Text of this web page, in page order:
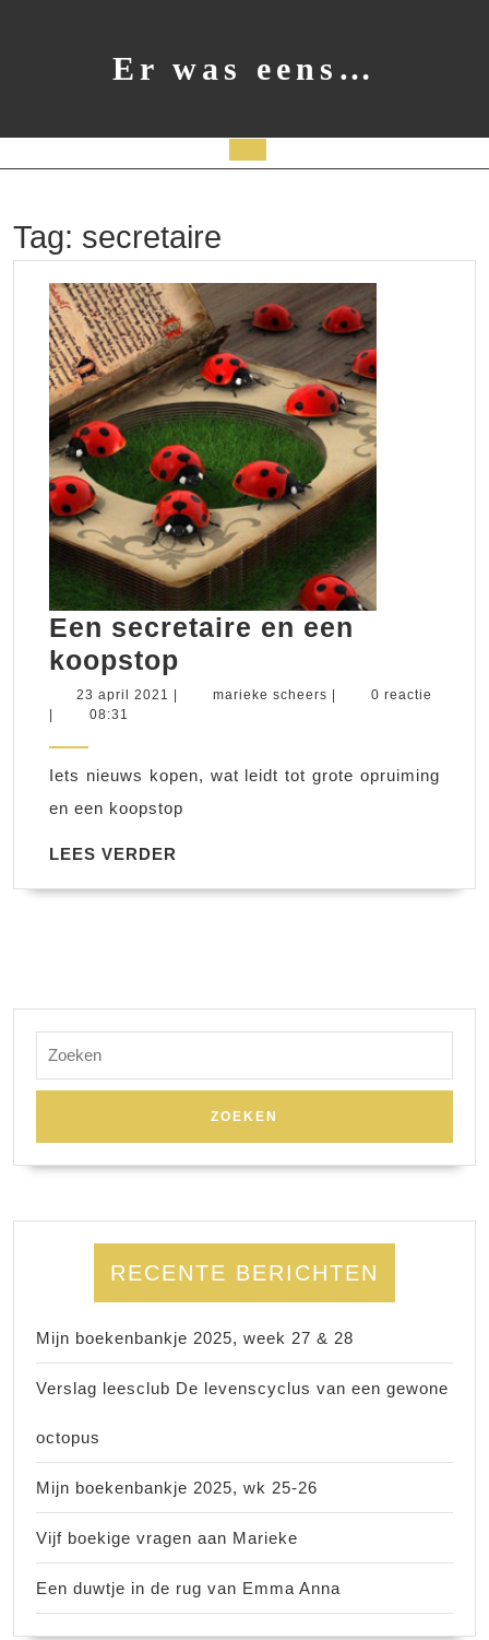
Er was eens…
Tag: secretaire
Een secretaire en een
koopstop
secretaire
koopstop
23 april 2021 23
marieke scheers marieke0 reactie
08:31
Iets nieuws kopen, wat leidt tot grote opruiming
en een koopstop
LEES VERDER
naar:
RECENTE BERICHTEN
Mijn boekenbankje 2025, week 27 & 28
Verslag leesclub De levenscyclus van een gewone
octopus
Mijn boekenbankje 2025, wk 25-26
Vijf boekige vragen aan Marieke
Een duwtje in de rug van Emma Anna